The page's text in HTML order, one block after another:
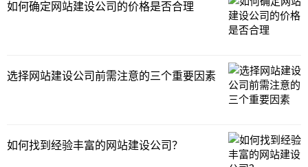
如何确定网站建设公司的价格是否合理
选择网站建设公司前需注意的三个重要因素
如何找到经验丰富的网站建设公司？